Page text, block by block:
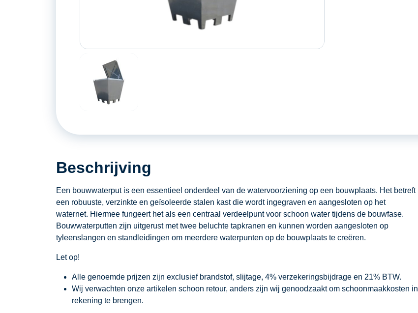
Beschrijving
Een bouwwaterput is een essentieel onderdeel van de watervoorziening op een bouwplaats. Het betreft
een robuuste, verzinkte en geïsoleerde stalen kast die wordt ingegraven en aangesloten op het
waternet. Hiermee fungeert het als een centraal verdeelpunt voor schoon water tijdens de bouwfase.
Bouwwaterputten zijn uitgerust met twee beluchte tapkranen en kunnen worden aangesloten op
tyleenslangen en standleidingen om meerdere waterpunten op de bouwplaats te creëren.
Let op!
Alle genoemde prijzen zijn exclusief brandstof, slijtage, 4% verzekeringsbijdrage en 21% BTW.
Wij verwachten onze artikelen schoon retour, anders zijn wij genoodzaakt om schoonmaakkosten in
rekening te brengen.